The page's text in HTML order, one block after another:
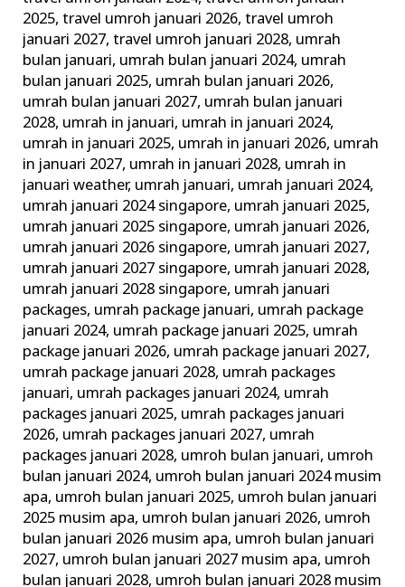
2025,travel umroh januari 2026,travel umroh
januari 2027,travel umroh januari 2028, umrah
bulan januari, umrah bulan januari 2024, umrah
bulan januari 2025, umrah bulan januari 2026,
umrah bulan januari 2027, umrah bulan januari
2028, umrah in januari, umrah in januari 2024,
umrah in januari 2025, umrah in januari 2026, umrah
in januari 2027, umrah in januari 2028, umrah in
januari weather, umrah januari, umrah januari 2024,
umrah januari 2024 singapore, umrah januari 2025,
umrah januari 2025 singapore, umrah januari 2026,
umrah januari 2026 singapore, umrah januari 2027,
umrah januari 2027 singapore, umrah januari 2028,
umrah januari 2028 singapore, umrah januari
packages, umrah package januari, umrah package
januari 2024, umrah package januari 2025, umrah
package januari 2026, umrah package januari 2027,
umrah package januari 2028, umrah packages
januari, umrah packages januari 2024, umrah
packages januari 2025, umrah packages januari
2026, umrah packages januari 2027, umrah
packages januari 2028, umroh bulan januari, umroh
bulan januari 2024, umroh bulan januari 2024 musim
apa, umroh bulan januari 2025, umroh bulan januari
2025 musim apa, umroh bulan januari 2026, umroh
bulan januari 2026 musim apa, umroh bulan januari
2027, umroh bulan januari 2027 musim apa, umroh
bulan januari 2028, umroh bulan januari 2028 musim